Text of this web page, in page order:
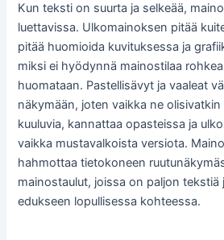
Kun teksti on suurta ja selkeää,
luettavissa. Ulkomainoksen pitää
pitää huomioida kuvituksessa ja
miksi ei hyödynnä mainostilaa
huomataan. Pastellisävyt ja vaaleat
näkymään, joten vaikka ne
kuuluvia, kannattaa opasteissa ja
vaikka mustavalkoista versiota.
hahmottaa tietokoneen
mainostaulut, joissa on paljon tekstiä
edukseen lopullisessa kohteessa.